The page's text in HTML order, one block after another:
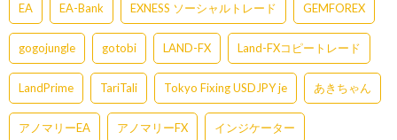
EA EA-Bank EXNESS ソーシャルトレード GEMFOREX
gogojungle gotobi LAND-FX Land-FXコピートレード
LandPrime TariTali Tokyo Fixing USDJPY je あきちゃん
アノマリーEA アノマリーFX インジケーター